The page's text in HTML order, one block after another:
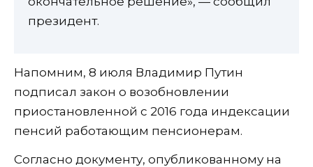
президент.
Напомним, 8 июля Владимир Путин
подписал закон о возобновлении
приостановленной с 2016 года индексации
пенсий работающим пенсионерам.
Согласно документу, опубликованному на